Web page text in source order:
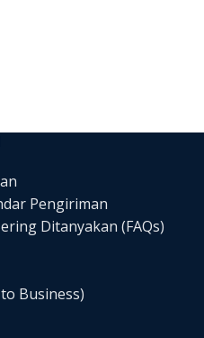
Pengiriman
Ditanyakan (FAQs)
Business)